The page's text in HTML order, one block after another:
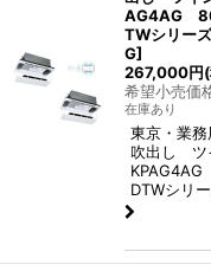
AG4AG
TWシリー
G]
267,000円
希望小売価
在庫あり
東京・業
吹出し ツ
DTWシリ